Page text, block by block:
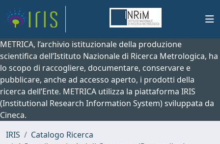
METRICA, l’archivio istituzionale della produzione
scientifica dell’Istituto Nazionale di Ricerca Metrologica, ha
lo scopo di raccogliere, documentare, conservare e
pubblicare, anche ad accesso aperto, i prodotti della
ricerca dell’Ente. METRICA utilizza la piattaforma IRIS
(Institutional Research Information System) sviluppata da
Cineca.
IRIS
Catalogo Ricerca